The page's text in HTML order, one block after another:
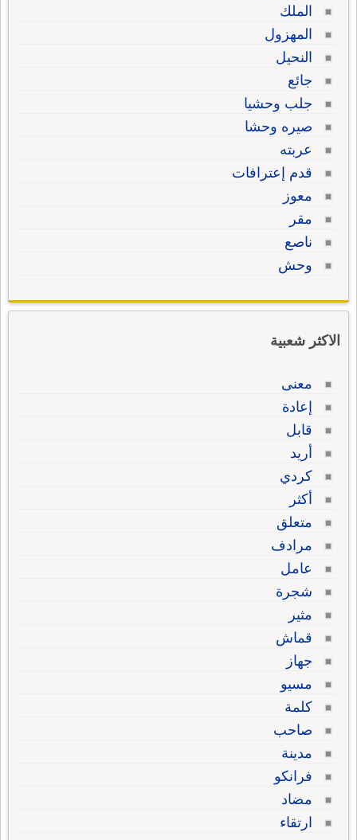
الملك
المهزول
النحيل
جائع
جلب وحشيا
صيره وحشا
عربته
قدم إعترافات
معوز
مقر
ناصع
وحش
الاكثر شعبية
معنى
إعادة
قابل
أريد
كردي
أكثر
متعلق
مرادف
عامل
شجرة
مثير
قماش
جهاز
مسيو
كلمة
صاحب
مدينة
فرانكو
مضاد
ارتقاء